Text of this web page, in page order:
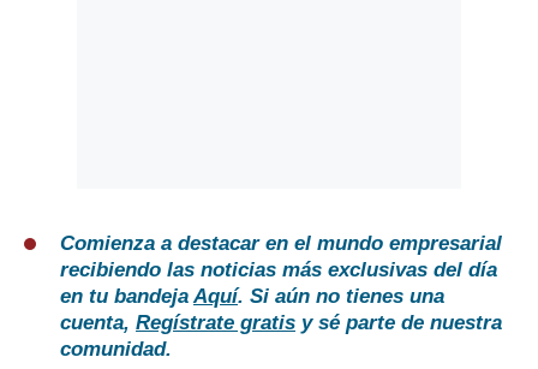
Comienza a destacar en el mundo empresarial
recibiendo las noticias más exclusivas del día
en tu bandejaAquí. Si aún no tienes una
cuenta, Regístrate gratis y sé parte de nuestra
comunidad.